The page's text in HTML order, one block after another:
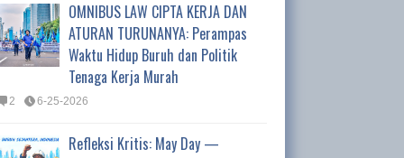
OMNIBUS LAW CIPTA KERJA DAN
ATURAN TURUNANYA: Perampas
Waktu Hidup Buruh dan Politik
Tenaga Kerja Murah
2 6-25-2026
Refleksi Kritis: May Day —